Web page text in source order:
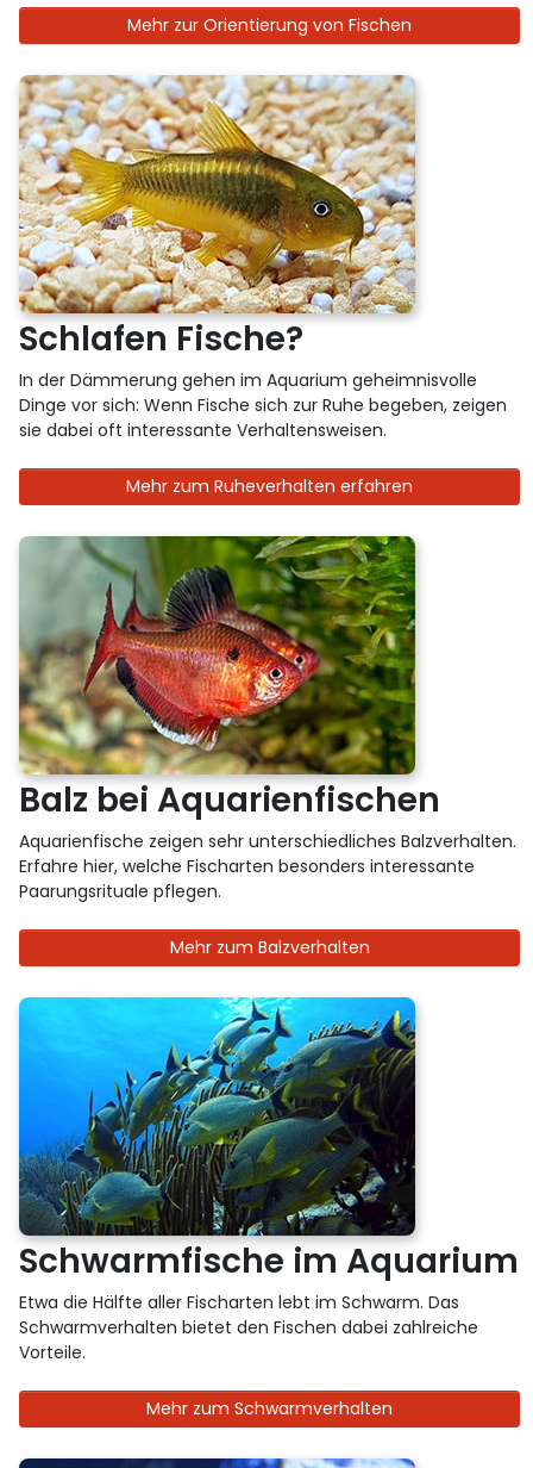
Mehr zur Orientierung von Fischen
Schlafen Fische?
In der Dämmerung gehen im Aquarium geheimnisvolle
Dinge vor sich: Wenn Fische sich zur Ruhe begeben, zeigen
sie dabei oft interessante Verhaltensweisen.
Mehr zum Ruheverhalten erfahren
Balz bei Aquarienfischen
Aquarienfische zeigen sehr unterschiedliches Balzverhalten.
Erfahre hier, welche Fischarten besonders interessante
Paarungsrituale pflegen.
Mehr zum Balzverhalten
Schwarmfische im Aquarium
Etwa die Hälfte aller Fischarten lebt im Schwarm. Das
Schwarmverhalten bietet den Fischen dabei zahlreiche
Vorteile.
Mehr zum Schwarmverhalten